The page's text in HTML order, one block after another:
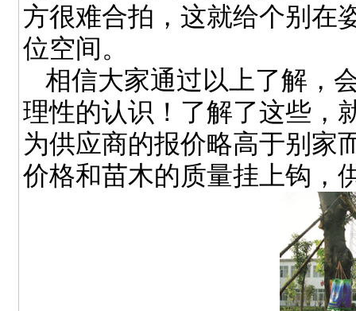
方很难合拍，这就给个别在
位空间。
相信大家通过以上了解，
理性的认识！了解了这些，
为供应商的报价略高于别家
价格和苗木的质量挂上钩，